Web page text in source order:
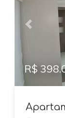
Previous
R$